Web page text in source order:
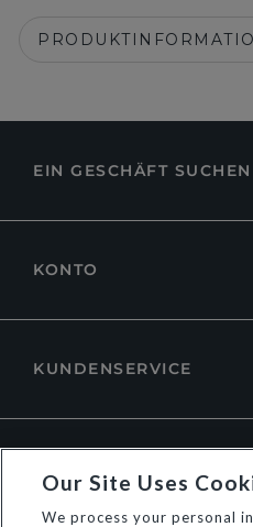
EIN GESCHÄFT SUCHEN
KONTO
KUNDENSERVICE
Our Site Uses
We process your personal